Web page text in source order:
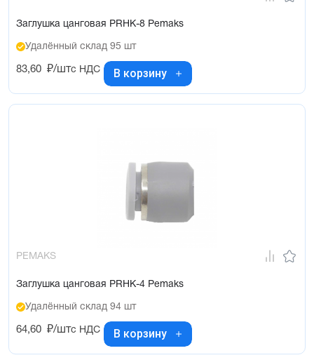
Заглушка цанговая PRHK-8 Pemaks
Удалённый склад 95 шт
83,60 ₽/штс НДС В корзину
PEMAKS
Заглушка цанговая PRHK-4 Pemaks
Удалённый склад 94 шт
64,60 ₽/штс НДС В корзину